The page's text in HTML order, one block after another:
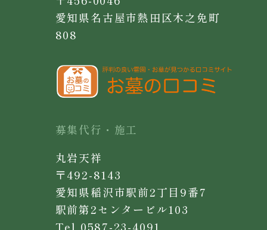
おける個人情報の適正な取扱いを徹
底します。
愛知県名古屋市熱田区木之免町
808
募集代行・施工
丸岩天祥
〒492-8143
愛知県稲沢市駅前2丁目9番7
駅前第2センタービル103
Tel 0587-23-4091